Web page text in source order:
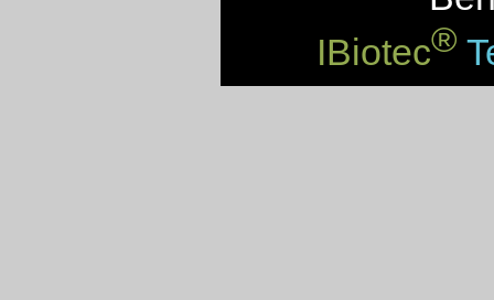
IBiotec®